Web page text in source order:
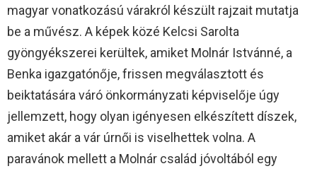
magyar vonatkozású várakról készült rajzait mutatja
be a művész. A képek közé Kelcsi Sarolta
gyöngyékszerei kerültek, amiket Molnár Istvánné, a
Benka igazgatónője, frissen megválasztott és
beiktatására váró önkormányzati képviselője úgy
jellemzett, hogy olyan igényesen elkészített díszek,
amiket akár a vár úrnői is viselhettek volna. A
paravánok mellett a Molnár család jóvoltából egy